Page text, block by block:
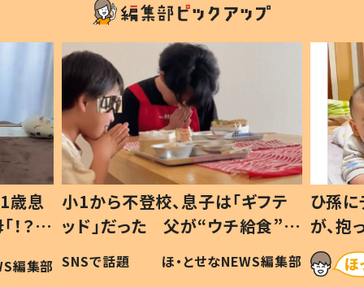
歳息
？」
編集部
小1から不登校、息子は「ギフテ
ッド」だった 父が“ウチ給食”を
作り続ける理由とは #令和の親
#令和の子
SNSで話題 ほ・とせなNEWS編集部
ひ孫
が、
「涙が
い」